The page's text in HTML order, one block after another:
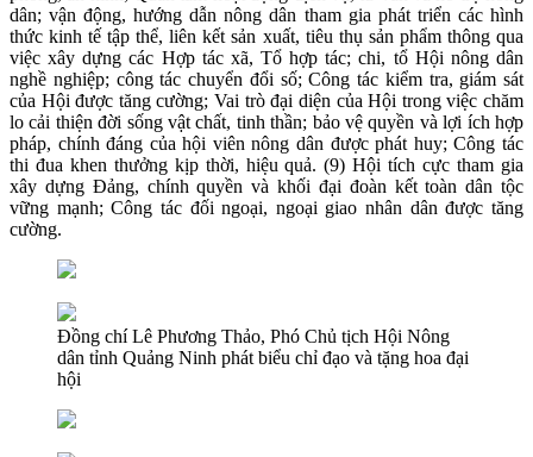
dân; vận động, hướng dẫn nông dân tham gia phát triển các hình
thức kinh tế tập thể, liên kết sản xuất, tiêu thụ sản phẩm thông qua
việc xây dựng các Hợp tác xã, Tổ hợp tác; chi, tổ Hội nông dân
nghề nghiệp; công tác chuyển đổi số; Công tác kiểm tra, giám sát
của Hội được tăng cường; Vai trò đại diện của Hội trong việc chăm
lo cải thiện đời sống vật chất, tinh thần; bảo vệ quyền và lợi ích hợp
pháp, chính đáng của hội viên nông dân được phát huy; Công tác
thi đua khen thưởng kịp thời, hiệu quả. (9) Hội tích cực tham gia
xây dựng Đảng, chính quyền và khối đại đoàn kết toàn dân tộc
vững mạnh; Công tác đối ngoại, ngoại giao nhân dân được tăng
cường.
Đồng chí Lê Phương Thảo, Phó Chủ tịch Hội Nông
dân tỉnh Quảng Ninh phát biểu chỉ đạo và tặng hoa đại
hội